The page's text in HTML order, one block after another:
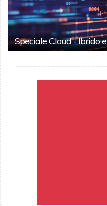
Speciale Cloud - Ibrido